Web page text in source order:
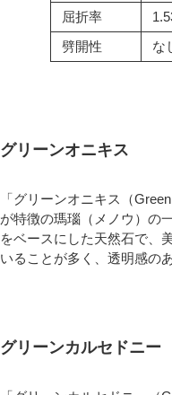
屈折率
劈開性
な
グリーンオニキス
「グリーンオニキス（
が特徴の瑪瑙（メノウ）の
をベースにした天然石で、
いることが多く、透明感の
グリーンカルセドニー